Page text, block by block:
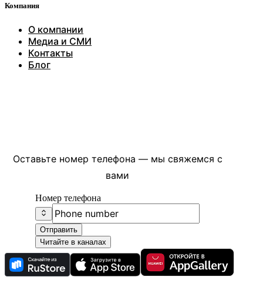
Компания
О компании
Медиа и СМИ
Контакты
Блог
Оставьте номер телефона — мы свяжемся с
вами
Номер телефона
Отправить
Читайте в каналах